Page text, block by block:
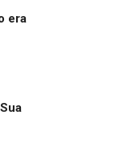
era